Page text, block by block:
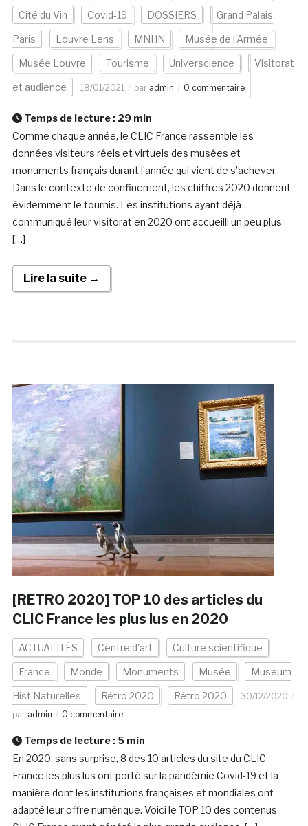
Cité du Vin Covid-19 DOSSIERS Grand Palais
Paris Louvre Lens MNHN Musée de l'Armée
Musée Louvre Tourisme Universcience Visitorat
et audience 18/01/2021 par admin 0 commentaire
Temps de lecture : 29 min
Comme chaque année, le CLIC France rassemble les
données visiteurs réels et virtuels des musées et
monuments français durant l’année qui vient de s’achever.
Dans le contexte de confinement, les chiffres 2020 donnent
évidemment le tournis. Les institutions ayant déjà
communiqué leur visitorat en 2020 ont accueilli un peu plus
[…]
Lire la suite →
[RETRO 2020] TOP 10 des articles du
CLIC France les plus lus en 2020
ACTUALITÉS Centre d'art Culture scientifique
France Monde Monuments Musée Museum
Hist Naturelles Rétro 2020 Rétro 2020
30/12/2020
par admin 0 commentaire
Temps de lecture : 5 min
En 2020, sans surprise, 8 des 10 articles du site du CLIC
France les plus lus ont porté sur la pandémie Covid-19 et la
manière dont les institutions françaises et mondiales ont
adapté leur offre numérique. Voici le TOP 10 des contenus